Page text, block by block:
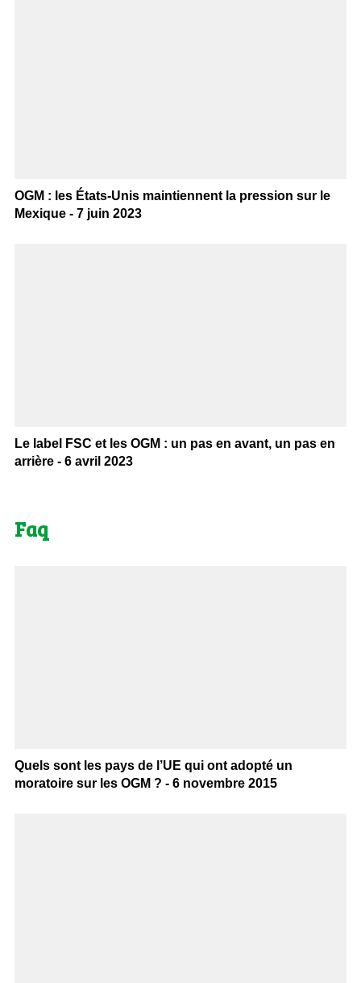
OGM : les États-Unis maintiennent la pression sur le
Mexique - 7 juin 2023
Le label FSC et les OGM : un pas en avant, un pas en
arrière - 6 avril 2023
Faq
Quels sont les pays de l’UE qui ont adopté un
moratoire sur les OGM ? - 6 novembre 2015